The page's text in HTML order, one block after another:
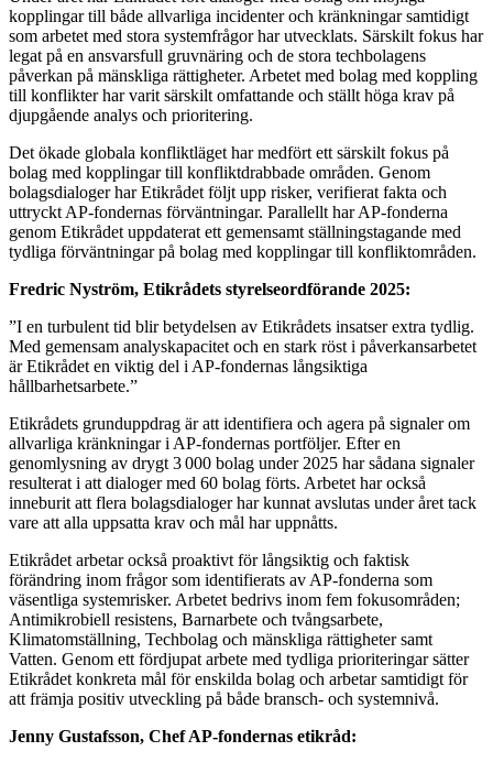
kopplingar till både allvarliga incidenter och kränkningar samtidigt
som arbetet med stora systemfrågor har utvecklats. Särskilt fokus har
legat på en ansvarsfull gruvnäring och de stora techbolagens
påverkan på mänskliga rättigheter. Arbetet med bolag med koppling
till konflikter har varit särskilt omfattande och ställt höga krav på
djupgående analys och prioritering.
Det ökade globala konfliktläget har medfört ett särskilt fokus på
bolag med kopplingar till konfliktdrabbade områden. Genom
bolagsdialoger har Etikrådet följt upp risker, verifierat fakta och
uttryckt AP-fondernas förväntningar. Parallellt har AP-fonderna
genom Etikrådet uppdaterat ett gemensamt ställningstagande med
tydliga förväntningar på bolag med kopplingar till konfliktområden.
Fredric Nyström, Etikrådets styrelseordförande 2025:
”I en turbulent tid blir betydelsen av Etikrådets insatser extra tydlig.
Med gemensam analyskapacitet och en stark röst i påverkansarbetet
är Etikrådet en viktig del i AP-fondernas långsiktiga
hållbarhetsarbete.”
Etikrådets grunduppdrag är att identifiera och agera på signaler om
allvarliga kränkningar i AP-fondernas portföljer. Efter en
genomlysning av drygt 3 000 bolag under 2025 har sådana signaler
resulterat i att dialoger med 60 bolag förts. Arbetet har också
inneburit att flera bolagsdialoger har kunnat avslutas under året tack
vare att alla uppsatta krav och mål har uppnåtts.
Etikrådet arbetar också proaktivt för långsiktig och faktisk
förändring inom frågor som identifierats av AP-fonderna som
väsentliga systemrisker. Arbetet bedrivs inom fem fokusområden;
Antimikrobiell resistens, Barnarbete och tvångsarbete,
Klimatomställning, Techbolag och mänskliga rättigheter samt
Vatten. Genom ett fördjupat arbete med tydliga prioriteringar sätter
Etikrådet konkreta mål för enskilda bolag och arbetar samtidigt för
att främja positiv utveckling på både bransch- och systemnivå.
Jenny Gustafsson, Chef AP-fondernas etikråd: